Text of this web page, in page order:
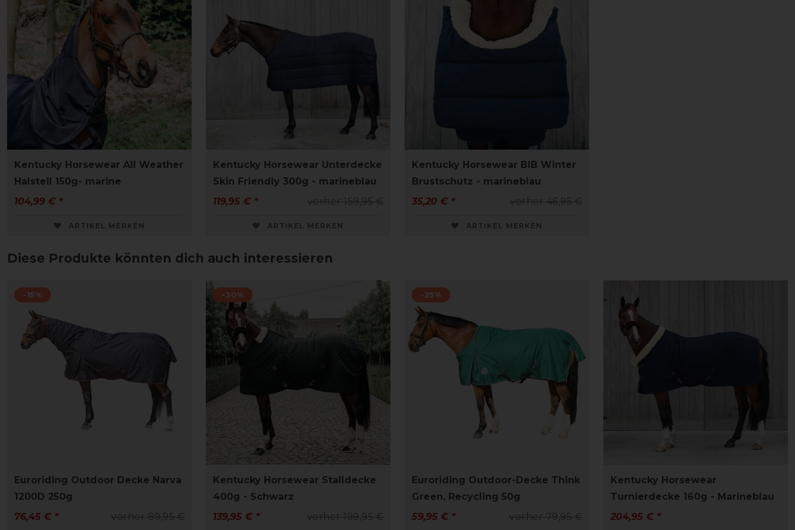
Kentucky Horsewear All Weather
Halsteil 150g- marine
104,99 € *
ARTIKEL MERKEN
Kentucky Horsewear Unterdecke
Skin Friendly 300g - marineblau
vorher 159,95 €
119,95 € *
ARTIKEL MERKEN
Kentucky Horsewear BIB Winter
Brustschutz - marineblau
vorher 46,95 €
35,20 € *
ARTIKEL MERKEN
Diese Produkte könnten dich auch interessieren
-15%
Euroriding Outdoor Decke Narva
1200D 250g
vorher 89,95 €
76,45 € *
-30%
Kentucky Horsewear Stalldecke
400g - Schwarz
vorher 199,95 €
139,95 € *
-25%
Euroriding Outdoor-Decke Think
Green, Recycling 50g
vorher 79,95 €
59,95 € *
Kentucky Horsewear
Turnierdecke 160g - Marineblau
204,95 € *